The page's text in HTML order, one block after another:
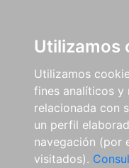
Utilizamos
Utilizamos
fines analíticos y
relacionada con
un perfil
navegación (por
visitados).